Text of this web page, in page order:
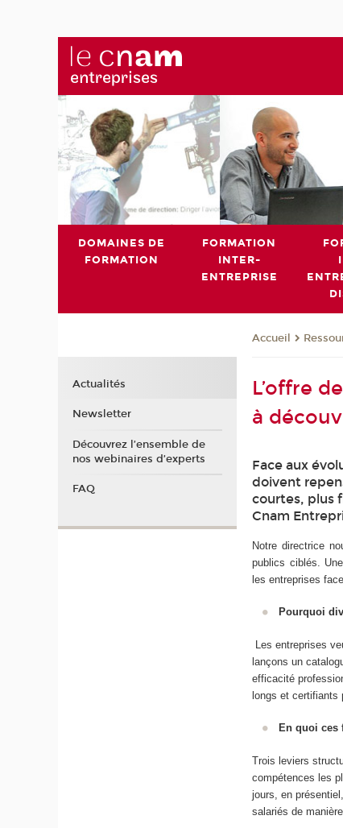
DOMAINES DE
FORMATION
FORMATION
INTER-
ENTREPRISE
Accueil
L’offre
à
Face aux
doivent
courtes, plus
Cnam
Notre directrice
publics ciblés.
les entreprises
Pourquoi
Les entreprises
lançons un
efficacité
longs et certifiants
En quoi ces
Trois leviers
compétences les
jours, en
salariés de
Actualités
Newsletter
Découvrez l’ensemble de
nos webinaires d’experts
FAQ